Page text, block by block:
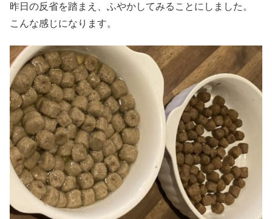
昨日の反省を踏まえ、ふやかしてみることにしました。
こんな感じになります。